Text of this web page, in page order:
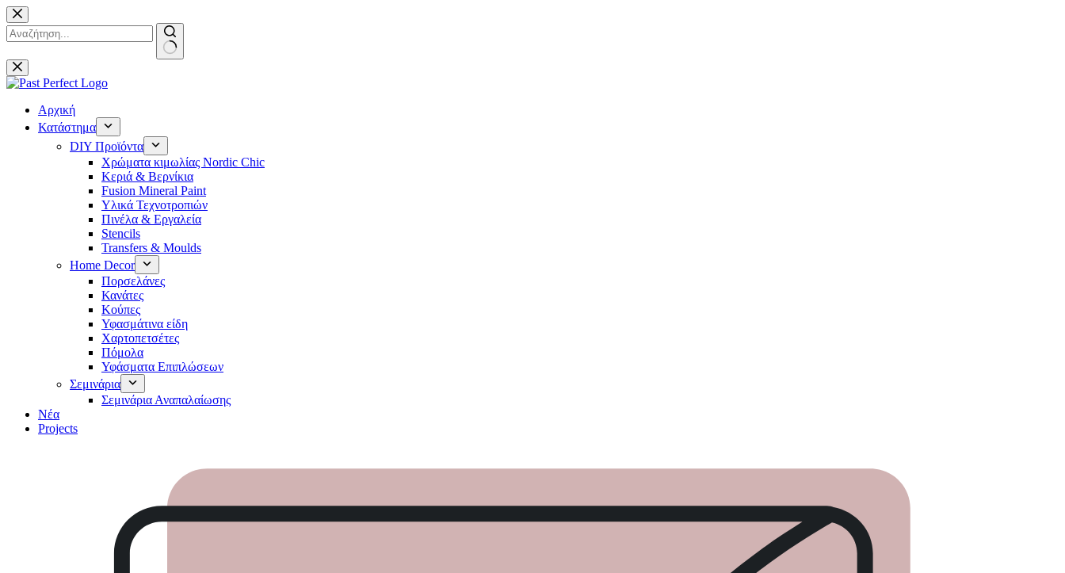
Μετάβαση
στο
περιεχόμενο
No
results
Αρχική
Κατάστημα
DIY Προϊόντα
Χρώματα κιμωλίας Nordic Chic
Κεριά & Βερνίκια
Fusion Mineral Paint
Υλικά Τεχνοτροπιών
Πινέλα & Εργαλεία
Stencils
Transfers & Moulds
Home Decor
Πορσελάνες
Κανάτες
Κούπες
Υφασμάτινα είδη
Χαρτοπετσέτες
Πόμολα
Υφάσματα Επιπλώσεων
Σεμινάρια
Σεμινάρια Αναπαλαίωσης
Νέα
Projects